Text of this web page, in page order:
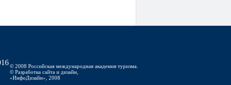
© 2008 Российская международная академия туризма.
© Разработка сайта и дизайн,
«ИнфоДизайн», 2008